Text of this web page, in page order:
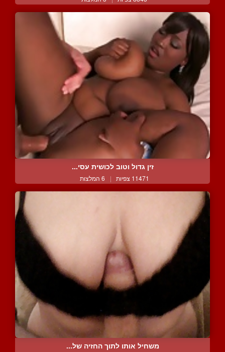
זין גדול וטוב לכושית עסי...
11471 צפיות | 6 המלצות
משחיל אותו לתוך החזיה של...